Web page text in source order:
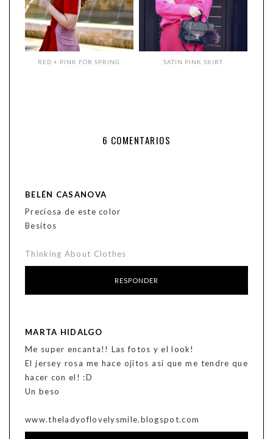
RED + PINK FOR SPRING SATIN PINK SKIRT
6 COMENTARIOS
BELÉN CASANOVA
Preciosa de este color
Besitos
Thinking About Clothes
RESPONDER
MARTA HIDALGO
Me super encanta!! Las fotos y el look!
El jersey rosa me hace ojitos asi que me tendre que
hacer con el! :D
Un beso
www.theladyoflovelysmile.blogspot.com